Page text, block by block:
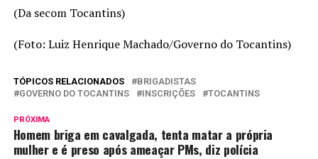
(Da secom Tocantins)
(Foto: Luiz Henrique Machado/Governo do Tocantins)
TÓPICOS RELACIONADOS
BRIGADISTAS
GOVERNO DO TOCANTINS
INSCRIÇÕES TOCANTINS
PRÓXIMA
Homem briga em cavalgada, tenta matar a própria
mulher e é preso após ameaçar PMs, diz polícia